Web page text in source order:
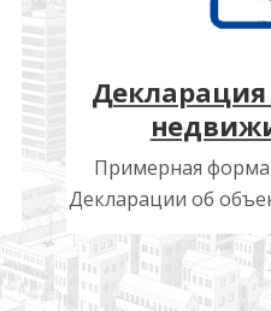
Декларация
Примерная форма
Декларации об